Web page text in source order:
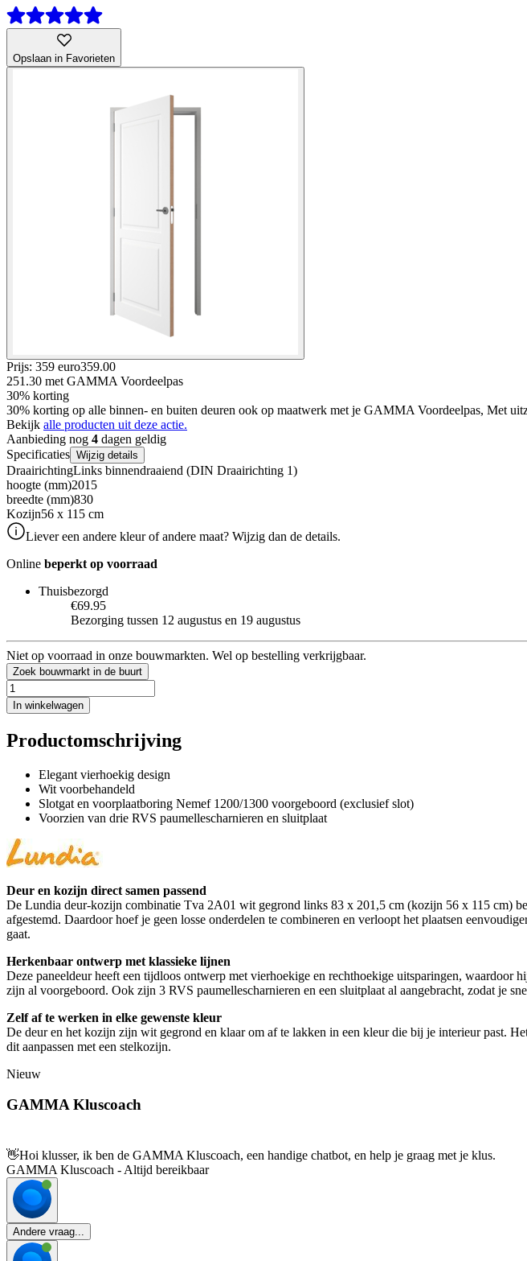
Opslaan in Favorieten
Prijs: 359 euro359.00
251.30 met GAMMA Voordeelpas
30% korting
30% korting op alle binnen- en buiten deuren ook op maatwerk met je GAMMA Voordeelpas, Met
Bekijk alle producten uit deze actie.
Aanbieding nog 4 dagen geldig
Specificaties Wijzig details
DraairichtingLinks binnendraaiend (DIN Draairichting 1)
hoogte (mm)2015
breedte (mm)830
Kozijn56 x 115 cm
Liever een andere kleur of andere maat? Wijzig dan de details.
Online beperkt op voorraad
Thuisbezorgd
€69.95
Bezorging tussen 12 augustus en 19 augustus
Niet op voorraad in onze bouwmarkten. Wel op bestelling verkrijgbaar.
Zoek bouwmarkt in de buurt
In winkelwagen
Productomschrijving
Elegant vierhoekig design
Wit voorbehandeld
Slotgat en voorplaatboring Nemef 1200/1300 voorgeboord (exclusief slot)
Voorzien van drie RVS paumellescharnieren en sluitplaat
Deur en kozijn direct samen passend
De Lundia deur-kozijn combinatie Tva 2A01 wit gegrond links 83 x 201,5 cm (kozijn 56 x 115 cm)
afgestemd. Daardoor hoef je geen losse onderdelen te combineren en verloopt het plaatsen
gaat.
Herkenbaar ontwerp met klassieke lijnen
Deze paneeldeur heeft een tijdloos ontwerp met vierhoekige en rechthoekige uitsparingen,
zijn al voorgeboord. Ook zijn 3 RVS paumellescharnieren en een sluitplaat al aangebracht, zodat je
Zelf af te werken in elke gewenste kleur
De deur en het kozijn zijn wit gegrond en klaar om af te lakken in een kleur die bij je interieur past.
dit aanpassen met een stelkozijn.
Nieuw
GAMMA Kluscoach
👋Hoi klusser, ik ben de GAMMA Kluscoach, een handige chatbot, en help je graag met je klus.
GAMMA Kluscoach - Altijd bereikbaar
Andere vraag...